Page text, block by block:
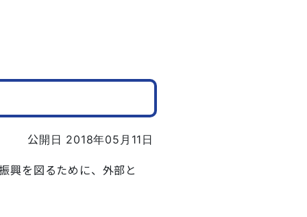
公開日 2018年05月11日
興を図るために、外部と